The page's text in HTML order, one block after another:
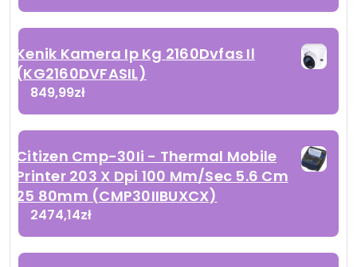
Kenik Kamera Ip Kg 2160Dvfas Il
(KG2160DVFASIL)
849,99zł
Citizen Cmp-30Ii - Thermal Mobile
Printer 203 X Dpi 100 Mm/Sec 5.6 Cm
25 80mm (CMP30IIBUXCX)
2474,14zł